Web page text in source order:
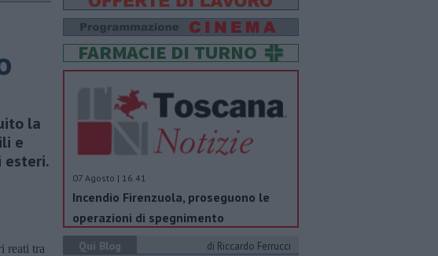
la
e
esteri.
reati tra
07 Agosto | 16.41
Incendio Firenzuola, proseguono le
operazioni di spegnimento
Qui Blog
di Riccardo Ferrucci